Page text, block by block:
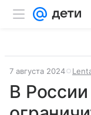
7 августа 2024
В